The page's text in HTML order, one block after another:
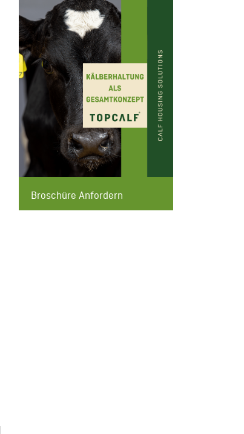
Möchten Sie sich auf dem
Gebiet der Smart Calf
Housing beraten lassen?
Kontaktieren Sie unsere
Experten.
Broschüre Anfordern